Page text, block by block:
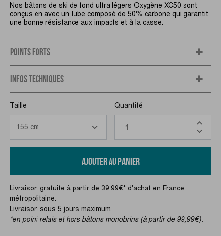
Nos bâtons de ski de fond ultra légers Oxygène XC50 sont
conçus en avec un tube composé de 50% carbone qui garantit
une bonne résistance aux impacts et à la casse.
POINTS FORTS
INFOS TECHNIQUES
Taille Quantité
AJOUTER AU PANIER
Livraison gratuite à partir de 39,99€* d'achat en France
métropolitaine.
Livraison sous 5 jours maximum.
*en point relais et hors bâtons monobrins (à partir de 99,99€).